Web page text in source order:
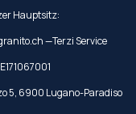
Hauptsitz:
—Terzi Service
5, 6900 Lugano-Paradiso